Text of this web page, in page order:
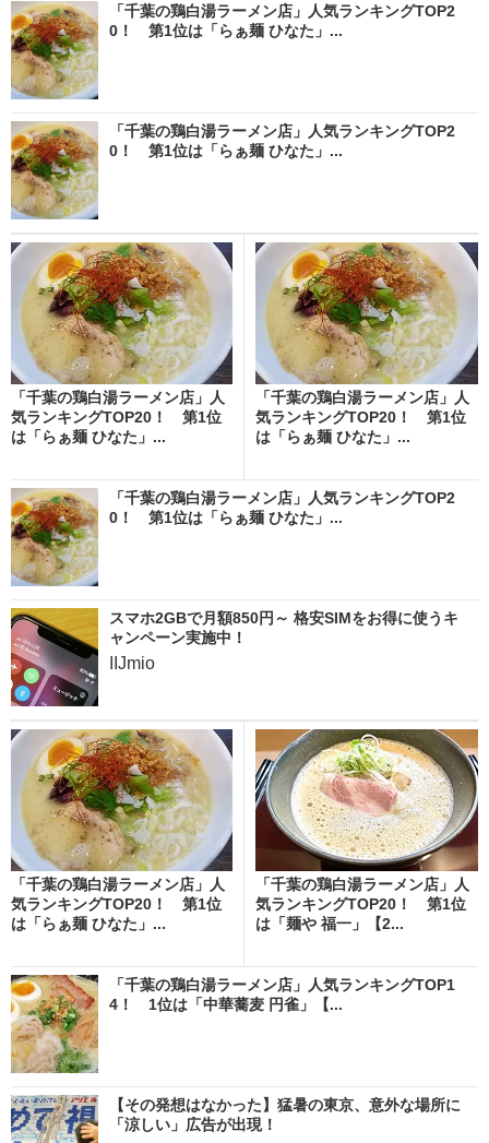
「千葉の鶏白湯ラーメン店」人気ランキングTOP2
0！ 第1位は「らぁ麺 ひなた」...
「千葉の鶏白湯ラーメン店」人気ランキングTOP2
0！ 第1位は「らぁ麺 ひなた」...
「千葉の鶏白湯ラーメン店」人
気ランキングTOP20！ 第1位
は「らぁ麺 ひなた」...
「千葉の鶏白湯ラーメン店」人
気ランキングTOP20！ 第1位
は「らぁ麺 ひなた」...
「千葉の鶏白湯ラーメン店」人気ランキングTOP2
0！ 第1位は「らぁ麺 ひなた」...
スマホ2GBで月額850円～ 格安SIMをお得に使うキ
ャンペーン実施中！
IIJmio
「千葉の鶏白湯ラーメン店」人
気ランキングTOP20！ 第1位
は「らぁ麺 ひなた」...
「千葉の鶏白湯ラーメン店」人
気ランキングTOP20！ 第1位
は「麺や 福一」【2...
「千葉の鶏白湯ラーメン店」人気ランキングTOP1
4！ 1位は「中華蕎麦 円雀」【...
【その発想はなかった】猛暑の東京、意外な場所に
「涼しい」広告が出現！